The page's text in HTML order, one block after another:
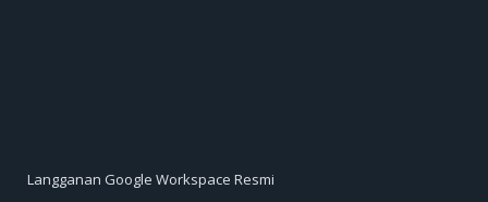
Langganan Google Workspace Resmi